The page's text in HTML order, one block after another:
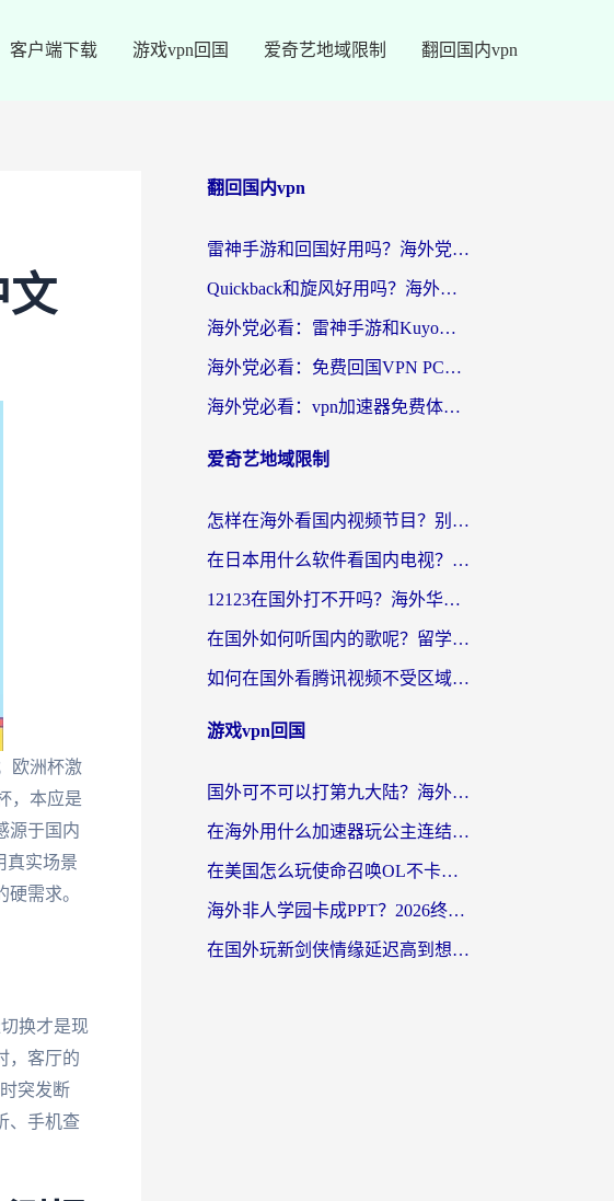
客户端下载 游戏vpn回国 爱奇艺地域限制 翻回国内vpn
文
欧洲杯激
，本应是
源于国内
真实场景
需求。
换才是现
，客厅的
突发断
、手机查
翻回国内vpn
雷神手游和回国好用吗？海外党亲测：选对加速器才能无缝刷剧打游戏
Quickback和旋风好用吗？海外华人亲测：选对回国加速器才能无缝看央视5
海外党必看：雷神手游和Kuyo好用吗？3款回国加速器实测+避坑指南
海外党必看：免费回国VPN PC真的能用？附国内高速VPN选择全攻略
海外党必看：vpn加速器免费体验？选对回国加速器才能无缝刷国内剧玩国服
爱奇艺地域限制
怎样在海外看国内视频节目？别再踩坑！留学生和海外华人的专属解决方案
在日本用什么软件看国内电视？这篇攻略帮你告别地域限制
12123在国外打不开吗？海外华人亲测有效的回国加速方案
在国外如何听国内的歌呢？留学生亲测有效的回国加速方案
如何在国外看腾讯视频不受区域限制？留学生亲测有效的回国加速指南
游戏vpn回国
国外可不可以打第九大陆？海外玩家国服畅玩终极指南（附3大热门游戏解决妙招）
在海外用什么加速器玩公主连结：Re？老玩家亲测的稳定方案来了
在美国怎么玩使命召唤OL不卡？海外党亲测有效的国服游戏加速器指南
海外非人学园卡成PPT？2026终极加速器指南：从暗区突围到王国纪元，一篇搞定
在国外玩新剑侠情缘延迟高到想摔手机？海外玩家亲测有效的加速器选择指南